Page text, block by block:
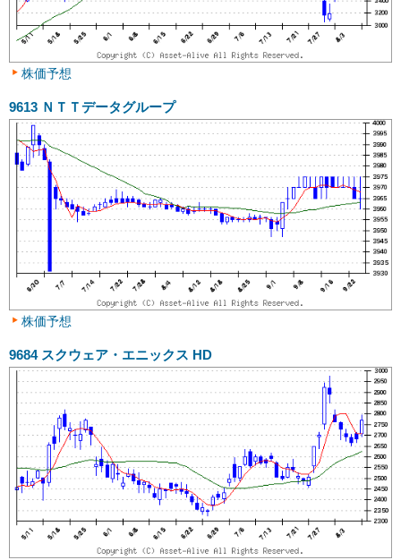
株価予想
9613 ＮＴＴデータグループ
株価予想
9684 スクウェア・エニックス HD